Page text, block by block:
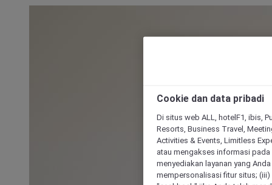
Cookie dan data pribadi
Di situs web ALL, hotelF1, ibis,
Resorts, Business Travel,
Activities & Events, Limitless
atau mengakses informasi
menyediakan layanan yang
mempersonalisasi fitur situs;